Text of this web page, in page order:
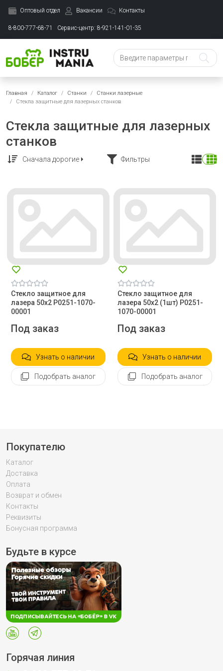
Оптовый отдел Вакансии Контакты
8-800-777-68-71 Сервис-центр: 8-921-141-01-35
Главная Каталог Станки
Станки лазерные
Стекла защитные для лазерных станков
Стекла защитные для лазерных
станков
Сначала дорогие Фильтры
Стекло защитное для
лазера 50х2 P0251-1070-
00001
Под заказ
Узнать о наличии
Подобрать аналог
Стекло защитное для
лазера 50х2 (1шт) P0251-
1070-00001
Под заказ
Узнать о наличии
Подобрать аналог
Покупателю
Каталог
Доставка
Оплата
Возврат и обмен
Контакты
Реквизиты
Бонусная программа
Будьте в курсе
Горячая линия